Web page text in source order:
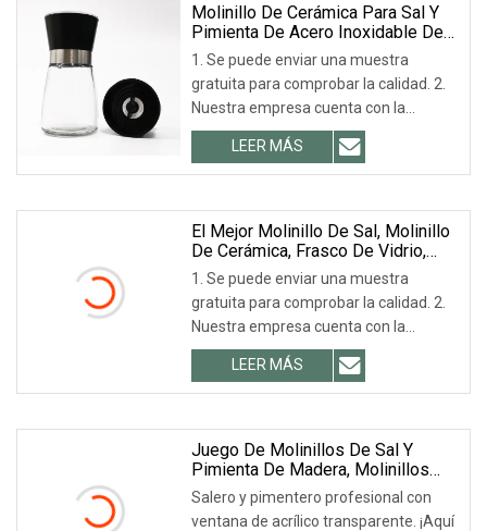
Molinillo De Cerámica Para Sal Y
Pimienta De Acero Inoxidable De
160 Ml Para Hierbas Y Especias.
1. Se puede enviar una muestra
gratuita para comprobar la calidad. 2.
Nuestra empresa cuenta con la
certificación ISO 9001 y es el principal
proveedor de Coca-Cola, LIBBEY, ARC,
TARGET, etc. 3. Escala de proceso: 18+
LEER MÁS
El Mejor Molinillo De Sal, Molinillo
De Cerámica, Frasco De Vidrio,
Molinillo De Pimienta.
1. Se puede enviar una muestra
gratuita para comprobar la calidad. 2.
Nuestra empresa cuenta con la
certificación ISO 9001 y es el principal
proveedor de Coca-Cola, LIBBEY, ARC,
TARGET, etc. 3. Escala de proceso: 18+
LEER MÁS
Juego De Molinillos De Sal Y
Pimienta De Madera, Molinillos
Manuales Con Ventana Acrílica,
Molienda De Cerámica Ajustable
Salero y pimentero profesional con
ventana de acrílico transparente. ¡Aquí